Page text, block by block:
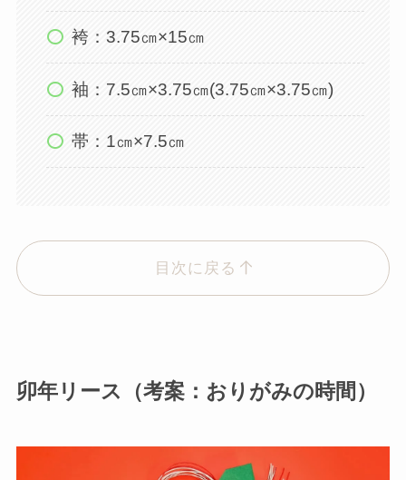
袴：3.75㎝×15㎝
袖：7.5㎝×3.75㎝(3.75㎝×3.75㎝)
帯：1㎝×7.5㎝
目次に戻る
卯年リース（考案：おりがみの時間）